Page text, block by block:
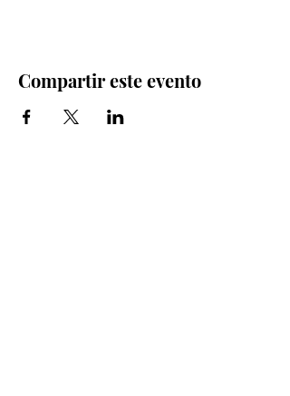
Compartir este evento